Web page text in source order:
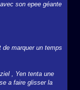
son epee géante
marquer un temps
, Yen tenta une
a faire glisser la